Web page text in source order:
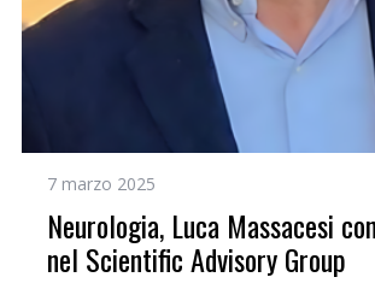
7 marzo 2025
Neurologia, Luca Massacesi
nel Scientific Advisory Group